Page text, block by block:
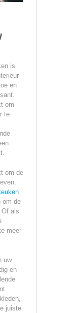
is
en
om
te
om de
om de
als
meer
uw
en
juiste